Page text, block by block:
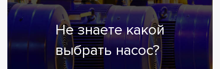
Не знаете какой
выбрать насос?